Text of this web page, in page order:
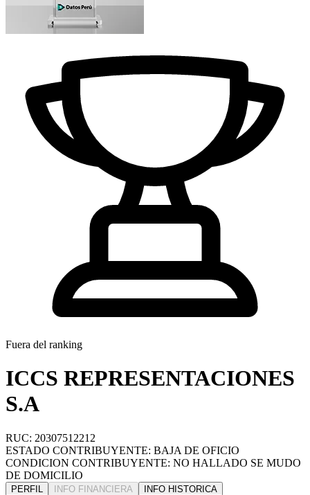
Fuera del ranking
ICCS REPRESENTACIONES
S.A
RUC: 20307512212
ESTADO CONTRIBUYENTE: BAJA DE OFICIO
CONDICION CONTRIBUYENTE: NO HALLADO SE MUDO
DE DOMICILIO
PERFIL INFO FINANCIERA
INFO HISTORICA